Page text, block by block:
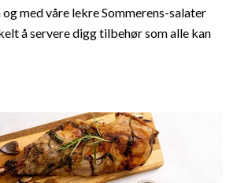
med våre lekre Sommerens-salater
å servere digg tilbehør som alle kan